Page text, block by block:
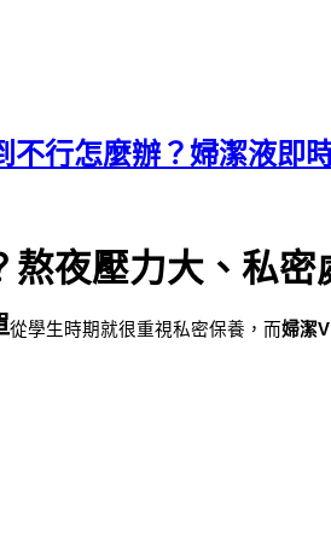
不行怎麼辦？婦潔液即
熬夜壓力大、私
從學生時期就很重視私密保養，而婦潔